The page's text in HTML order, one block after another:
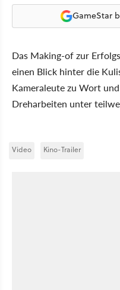
GameStar
Das Making-of zur
einen Blick hinter die
Kameraleute zu Wort
Dreharbeiten unter
Video Kino-Trailer